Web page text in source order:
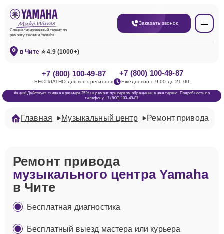
Специализированный сервис по
ремонту техники Yamaha
Заказать звонок
в Чите ⭐ 4.9 (1000+)
+7 (800) 100-49-87
БЕСПЛАТНО для всех регионов
+7 (800) 100-49-87
Ежедневно с 9:00 до 21:00
Акция! Действует скидка в размере 25% на ремонт при первом обращении в наш сервис. Подробности по
телефону +7 (800) 100-49-87
Главная Музыкальный центр Ремонт привода
Ремонт привода
музыкального центра Yamaha
в Чите
Бесплатная диагностика
Бесплатный выезд мастера или курьера